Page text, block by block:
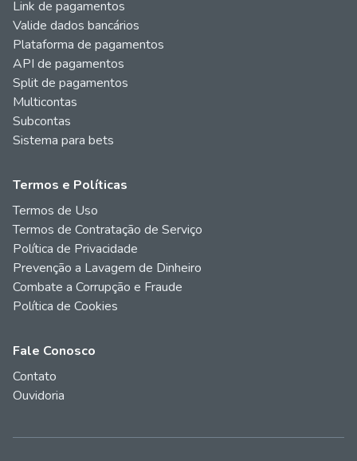
Link de pagamentos
Valide dados bancários
Plataforma de pagamentos
API de pagamentos
Split de pagamentos
Multicontas
Subcontas
Sistema para bets
Termos e Políticas
Termos de Uso
Termos de Contratação de Serviço
Política de Privacidade
Prevenção a Lavagem de Dinheiro
Combate a Corrupção e Fraude
Política de Cookies
Fale Conosco
Contato
Ouvidoria